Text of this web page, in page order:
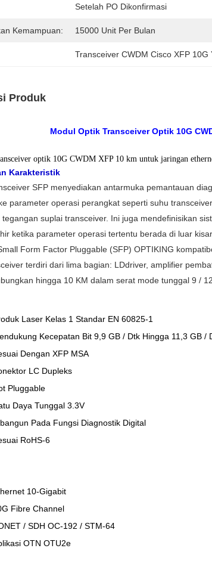
Setelah PO Dikonfirmasi
Kemampuan: 15000 Unit Per Bulan
Transceiver CWDM Cisco XFP 10G
Produk
Modul Optik Transceiver Optik 10G
optik 10G CWDM XFP 10 km untuk jaringan
Karakteristik
SFP menyediakan antarmuka pemantauan
parameter operasi perangkat seperti suhu
suplai transceiver. Ini juga mendefinisikan
ketika parameter operasi tertentu berada di luar
Form Factor Pluggable (SFP) OPTIKING
terdiri dari lima bagian: LDdriver, amplifier
hingga 10 KM dalam serat mode tunggal 9 /
Laser Kelas 1 Standar EN 60825-1
Kecepatan Bit 9,9 GB / Dtk Hingga 11,3 GB /
Dengan XFP MSA
LC Dupleks
Pluggable
Daya Tunggal 3.3V
Pada Fungsi Diagnostik Digital
RoHS-6
10-Gigabit
Fibre Channel
/ SDH OC-192 / STM-64
OTN OTU2e